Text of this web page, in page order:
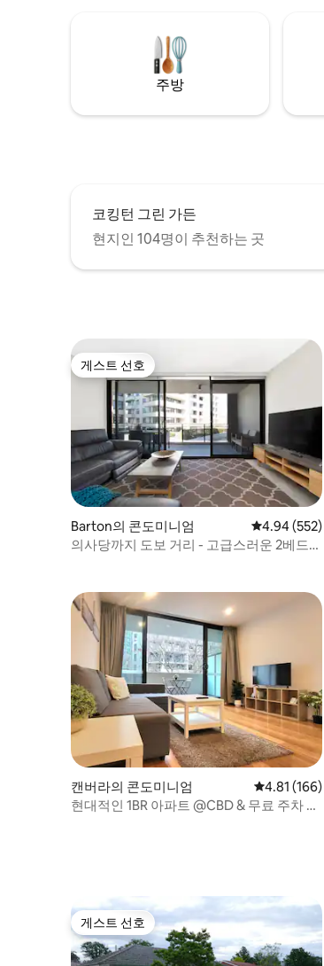
니다. 양방향 욕실에는 MOR 샴푸, 린스, 바
디워시, 바디로션, 비누가 구비되어 있습니
다. 필수품을 잊어버린 분들을 위해 구강 세
정제, 칫솔, 치약, 샤워 캡, 여행 키트(바느질
필수품 포함), 면도 키트도 준비되어 있습니
주방
코킹턴 그린 가든
현지인 104명이 추천하는 곳
게스트 선호
게스트 선호
Barton의 콘도미니엄 평점 4.94점
4.94 (552)
의사당까지 도보 거리 - 고급스러운 2베드룸
캔버라의 콘도미니엄 평점 4.81점
4.81 (166)
현대적인 1BR 아파트 @CBD & 무료 주차 &
게스트 선호
게스트 선호